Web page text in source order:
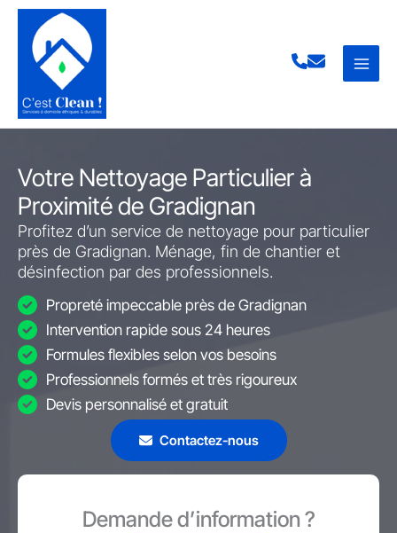
Aller
contenu
Votre Nettoyage Particulier à
Proximité de Gradignan
Profitez d’un service de nettoyage pour particulier
près de Gradignan. Ménage, fin de chantier et
désinfection par des professionnels.
Propreté impeccable près de Gradignan
Intervention rapide sous 24 heures
Formules flexibles selon vos besoins
Professionnels formés et très rigoureux
Devis personnalisé et gratuit
Contactez-nous
Demande d’information ?